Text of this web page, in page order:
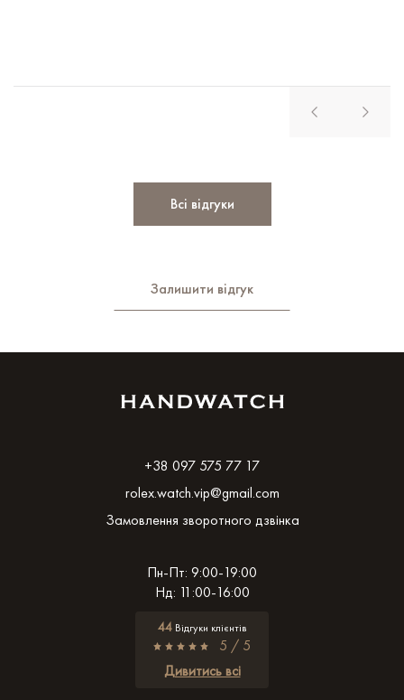
Всі відгуки
Залишити відгук
+38 097 575 77 17
rolex.watch.vip@gmail.com
Замовлення зворотного дзвінка
Пн-Пт: 9:00-19:00
Нд: 11:00-16:00
44Відгуки клієнтів
5 / 5
Дивитись всі